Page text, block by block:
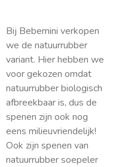
Bij Bebemini verkopen
we de natuurrubber
variant. Hier hebben we
voor gekozen omdat
natuurrubber biologisch
afbreekbaar is, dus de
spenen zijn ook nog
eens milieuvriendelijk!
Ook zijn spenen van
natuurrubber soepeler